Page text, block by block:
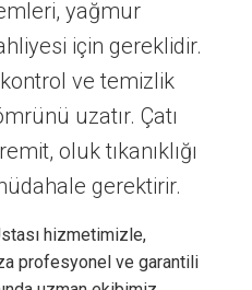
yağmur
için gereklidir.
kontrol ve temizlik
uzatır. Çatı
oluk tıkanıklığı
gerektirir.
hizmetimizle,
profesyonel ve garantili